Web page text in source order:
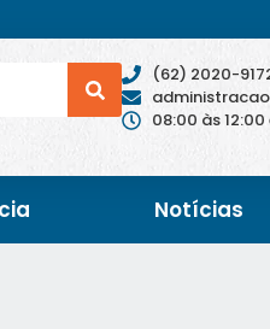
(62) 2020-
08:00 às 12:00
Notícias